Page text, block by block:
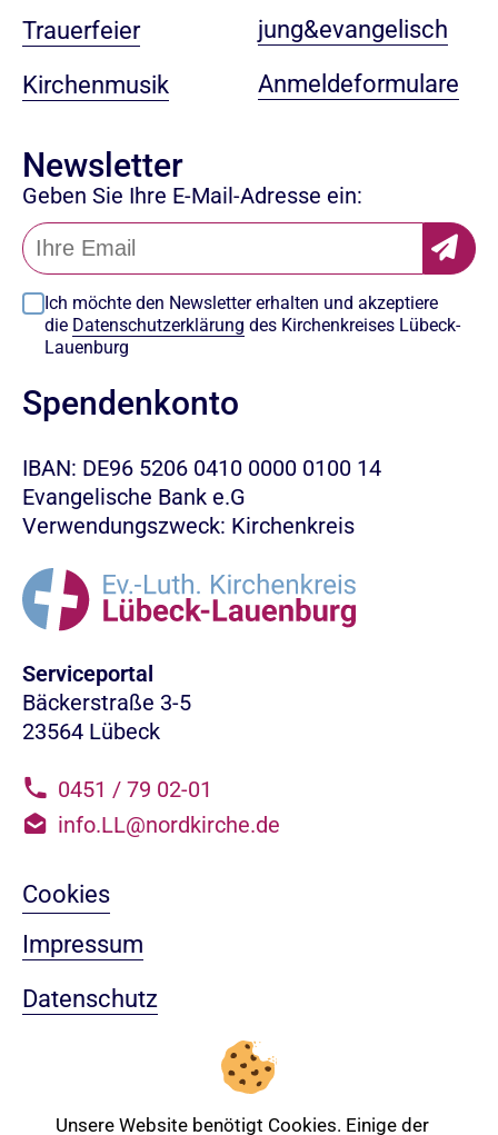
Trauerfeier
Kirchenmusik
jung&evangelisch
Anmeldeformulare
Newsletter
Geben Sie Ihre E-Mail-Adresse ein:
Ich möchte den Newsletter erhalten und akzeptiere
die Datenschutzerklärung des Kirchenkreises Lübeck-
Lauenburg
Spendenkonto
IBAN: DE96 5206 0410 0000 0100 14
Evangelische Bank e.G
Verwendungszweck: Kirchenkreis
Serviceportal
Bäckerstraße 3-5
23564 Lübeck
0451 / 79 02-01
info.LL@nordkirche.de
Cookies
Impressum
Datenschutz
Nach oben
Unsere Website benötigt Cookies. Einige der